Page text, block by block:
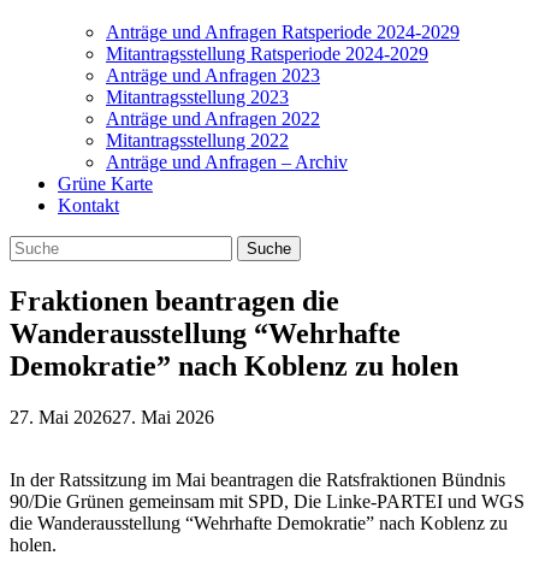
Anträge und Anfragen Ratsperiode 2024-2029
Mitantragsstellung Ratsperiode 2024-2029
Anträge und Anfragen 2023
Mitantragsstellung 2023
Anträge und Anfragen 2022
Mitantragsstellung 2022
Anträge und Anfragen – Archiv
Grüne Karte
Kontakt
Fraktionen beantragen die
Wanderausstellung “Wehrhafte
Demokratie” nach Koblenz zu holen
27. Mai 202627. Mai 2026
In der Ratssitzung im Mai beantragen die Ratsfraktionen Bündnis
90/Die Grünen gemeinsam mit SPD, Die Linke-PARTEI und WGS
die Wanderausstellung “Wehrhafte Demokratie” nach Koblenz zu
holen.